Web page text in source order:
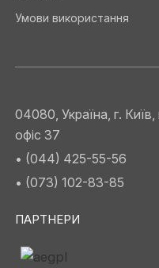
Умови використання
04080, Україна, г.
офіс 37
• (044) 425-55-56
• (073) 102-83-85
ПАРТНЕРИ